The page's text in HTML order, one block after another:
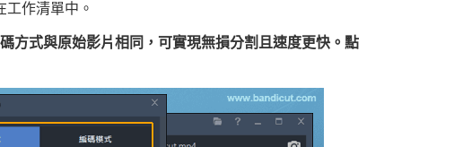
工作清單中。
方式與原始影片相同，可實現無損分割且速度更快。點